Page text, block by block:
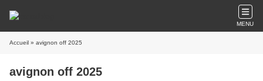
MENU
Accueil » avignon off 2025
avignon off 2025